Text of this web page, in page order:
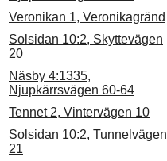
Veronikan 1, Veronikagränd
Solsidan 10:2, Skyttevägen
20
Näsby 4:1335,
Njupkärrsvägen 60-64
Tennet 2, Vintervägen 10
Solsidan 10:2, Tunnelvägen
21